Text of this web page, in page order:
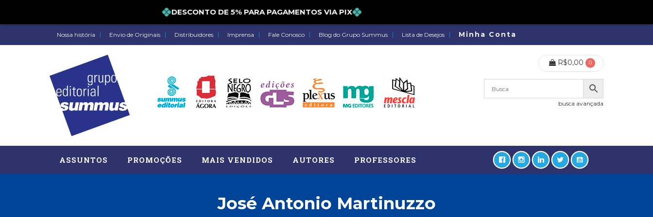
DESCONTO DE 5% PARA PAGAMENTOS VIA PIX
Nossa história Envio de Originais Distribuidores Imprensa Fale Conosco Blog do Grupo Summus Lista de Desejos Minha Conta
R$0,00 0
busca avançada
ASSUNTOS PROMOÇÕES MAIS VENDIDOS AUTORES PROFESSORES
José Antonio Martinuzzo